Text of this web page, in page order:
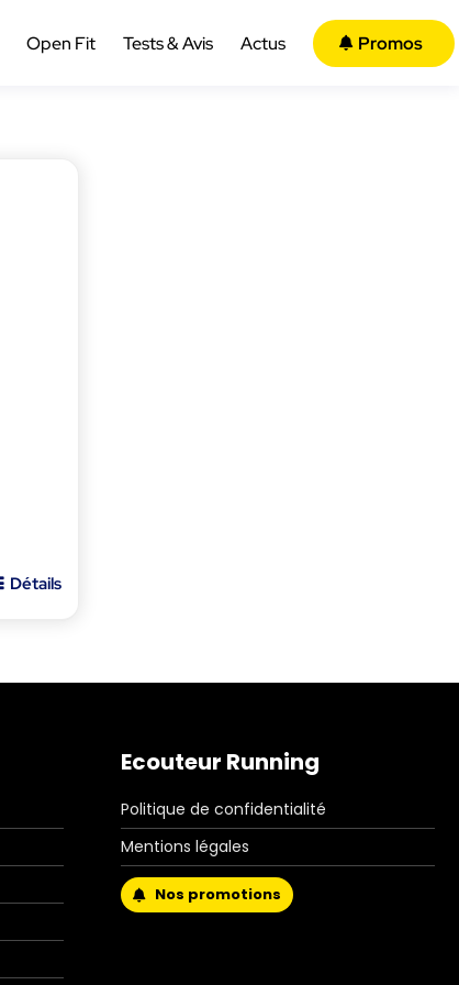
Open Fit Tests & Avis Actus Promos
Détails
Ecouteur Running
Politique de confidentialité
Mentions légales
Nos promotions